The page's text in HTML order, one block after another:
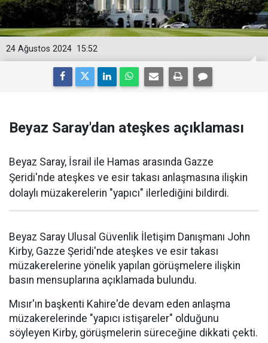
15:52
24 Ağustos 2024
Beyaz Saray'dan ateşkes açıklaması
Beyaz Saray, İsrail ile Hamas arasında Gazze
Şeridi'nde ateşkes ve esir takası anlaşmasına ilişkin
dolaylı müzakerelerin "yapıcı" ilerlediğini bildirdi.
Beyaz Saray Ulusal Güvenlik İletişim Danışmanı John
Kirby, Gazze Şeridi'nde ateşkes ve esir takası
müzakerelerine yönelik yapılan görüşmelere ilişkin
basın mensuplarına açıklamada bulundu.
Mısır'ın başkenti Kahire'de devam eden anlaşma
müzakerelerinde "yapıcı istişareler" olduğunu
söyleyen Kirby, görüşmelerin süreceğine dikkati çekti.